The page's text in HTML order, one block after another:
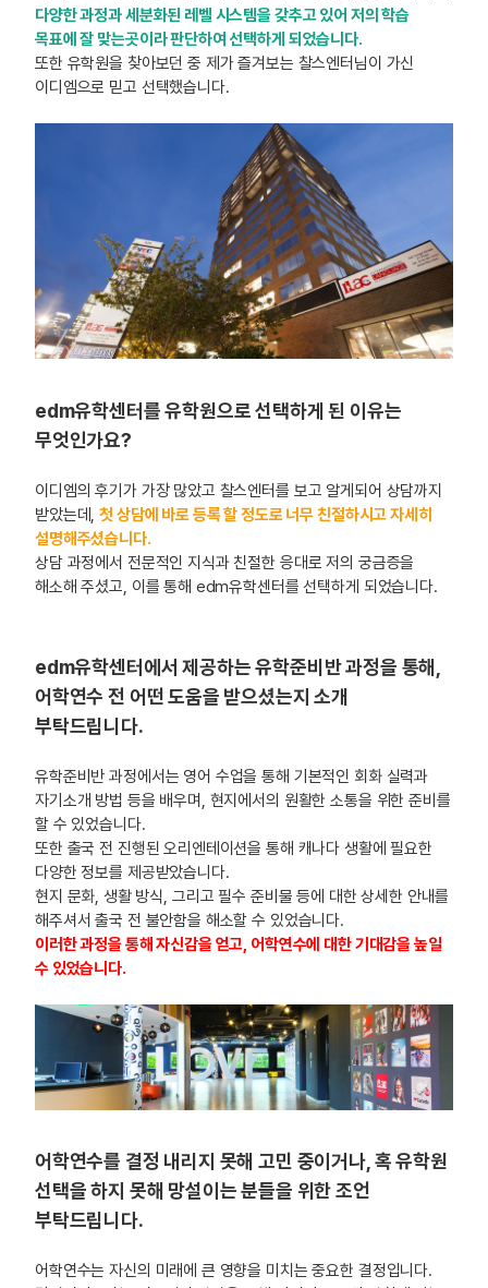
다양한 과정과 세분화된 레벨 시스템을 갖추고 있어 저의 학습
목표에 잘 맞는곳이라 판단하여 선택하게 되었습니다.​
또한 유학원을 찾아보던 중 제가 즐겨보는 찰스엔터님이 가신
이디엠으로 믿고 선택했습니다.
edm유학센터를 유학원으로 선택하게 된 이유는
무엇인가요?
이디엠의 후기가 가장 많았고 찰스엔터를 보고 알게되어 상담까지
받았는데,첫 상담에 바로 등록 할 정도로 너무 친절하시고 자세히
설명해주셨습니다.
상담 과정에서 전문적인 지식과 친절한 응대로 저의 궁금증을
해소해 주셨고, 이를 통해 edm유학센터를 선택하게 되었습니다.
edm유학센터에서 제공하는 유학준비반 과정을 통해,
어학연수 전 어떤 도움을 받으셨는지 소개
부탁드립니다.
유학준비반 과정에서는 영어 수업을 통해 기본적인 회화 실력과
자기소개 방법 등을 배우며, 현지에서의 원활한 소통을 위한 준비를
할 수 있었습니다.
또한 출국 전 진행된 오리엔테이션을 통해 캐나다 생활에 필요한
다양한 정보를 제공받았습니다.
현지 문화, 생활 방식, 그리고 필수 준비물 등에 대한 상세한 안내를
해주셔서 출국 전 불안함을 해소할 수 있었습니다.
이러한 과정을 통해 자신감을 얻고, 어학연수에 대한 기대감을 높일
수 있었습니다.
어학연수를 결정 내리지 못해 고민 중이거나, 혹 유학원
선택을 하지 못해 망설이는 분들을 위한 조언
부탁드립니다.
어학연수는 자신의 미래에 큰 영향을 미치는 중요한 결정입니다.